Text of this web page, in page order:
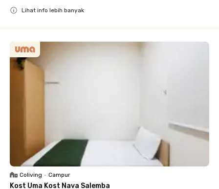
Lihat info lebih banyak
Coliving • Campur
Kost Uma Kost Nava Salemba